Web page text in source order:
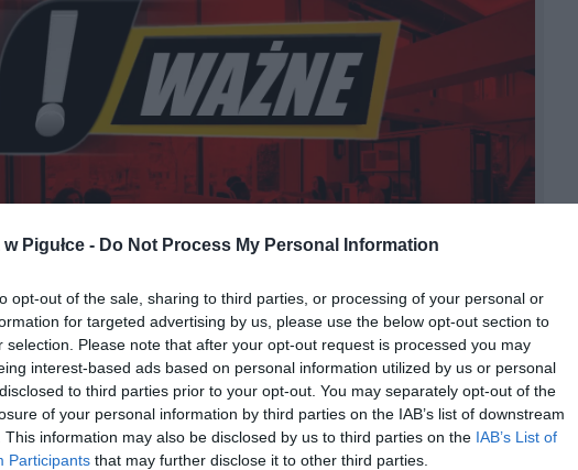
Pigułce - Do Not Process My Personal Information
opt-out of the sale, sharing to third parties, or processing of your personal or
for targeted advertising by us, please use the below opt-out section to
selection. Please note that after your opt-out request is processed you may
interest-based ads based on personal information utilized by us or personal
to third parties prior to your opt-out. You may separately opt-out of the
of your personal information by third parties on the IAB’s list of downstream
This information may also be disclosed by us to third parties on the IAB’s List of
Participants that may further disclose it to other third parties.
Fot. Shutterstock / Warszawa w Pigułce
Z UKRYWANIEM ZAROBKÓW